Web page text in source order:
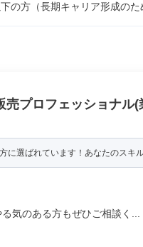
の方（長期キャリア形成のた
プロフェッショナル(
に選ばれています！あなたのスキ
気のある方もぜひご相談く...